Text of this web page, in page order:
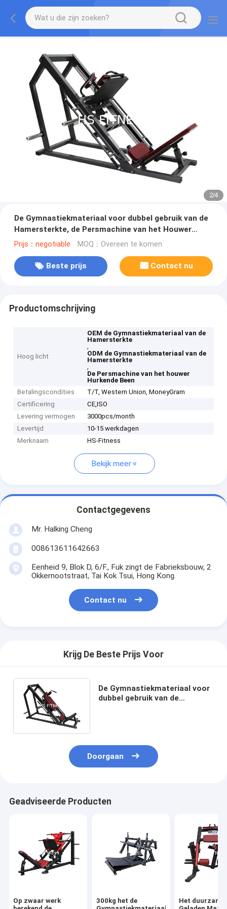
2/4
De Gymnastiekmateriaal voor dubbel gebruik van de
Hamersterkte, de Persmachine van het Houwer
Hurkende Been
Prijs：negotiable MOQ：Overeen te komen
Beste prijs Contact nu
Productomschrijving
Hoog licht
OEM de Gymnastiekmateriaal van de
Hamersterkte
,
ODM de Gymnastiekmateriaal van de
Hamersterkte
,
De Persmachine van het houwer
Hurkende Been
Betalingscondities
T/T, Western Union, MoneyGram
Certificering
CE,ISO
Levering vermogen
3000pcs/month
Levertijd
10-15 werkdagen
Merknaam
HS-Fitness
Bekijk meer
Contactgegevens
Mr. Halking Cheng
008613611642663
Eenheid 9, Blok D, 6/F., Fuk zingt de Fabrieksbouw, 2
Okkernootstraat, Tai Kok Tsui, Hong Kong.
Contact nu
Krijg De Beste Prijs Voor
De Gymnastiekmateriaal voor
dubbel gebruik van de
Doorgaan
Geadviseerde Producten
Op zwaar werk
300kg het de
Het duurzame